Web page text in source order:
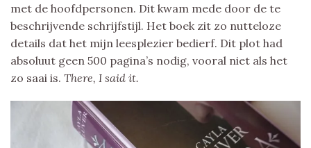
met de hoofdpersonen. Dit kwam mede door de te
beschrijvende schrijfstijl. Het boek zit zo nutteloze
details dat het mijn leesplezier bedierf. Dit plot had
absoluut geen 500 pagina’s nodig, vooral niet als het
zo saai is. There, I said it.